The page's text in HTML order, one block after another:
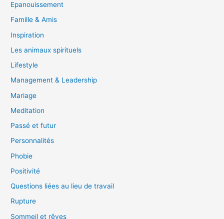
Epanouissement
Famille & Amis
Inspiration
Les animaux spirituels
Lifestyle
Management & Leadership
Mariage
Meditation
Passé et futur
Personnalités
Phobie
Positivité
Questions liées au lieu de travail
Rupture
Sommeil et rêves